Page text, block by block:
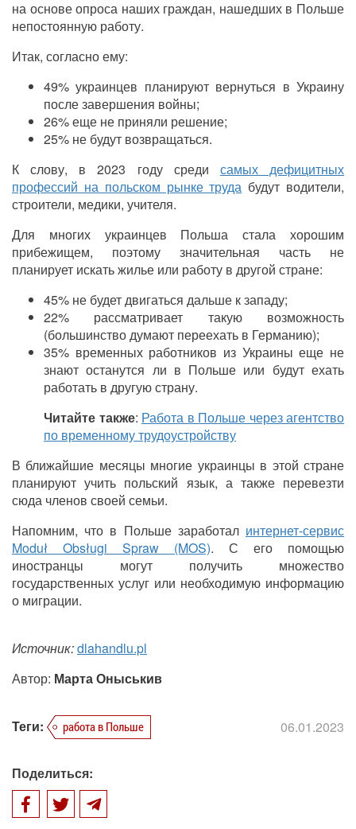
на основе опроса наших граждан, нашедших в Польше
непостоянную работу.
Итак, согласно ему:
49% украинцев планируют вернуться в Украину
после завершения войны;
26% еще не приняли решение;
25% не будут возвращаться.
К слову, в 2023 году среди самых дефицитных
профессий на польском рынке труда будут водители,
строители, медики, учителя.
Для многих украинцев Польша стала хорошим
прибежищем, поэтому значительная часть не
планирует искать жилье или работу в другой стране:
45% не будет двигаться дальше к западу;
22% рассматривает такую возможность
(большинство думают переехать в Германию);
35% временных работников из Украины еще не
знают останутся ли в Польше или будут ехать
работать в другую страну.
Читайте также: Работа в Польше через агентство
по временному трудоустройству
В ближайшие месяцы многие украинцы в этой стране
планируют учить польский язык, а также перевезти
сюда членов своей семьи.
Напомним, что в Польше заработал интернет-сервис
Moduł Obsługi Spraw (MOS). С его помощью
иностранцы могут получить множество
государственных услуг или необходимую информацию
о миграции.
Источник:dlahandlu.pl
Автор: Марта Оныськив
Теги: работа в Польше 06.01.2023
Поделиться: